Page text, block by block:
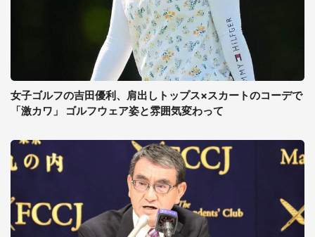
女子ゴルフの吉田優利、肩出しトップス×スカートのコーデで
「激カワ」 ゴルフウェア姿と雰囲気変わって